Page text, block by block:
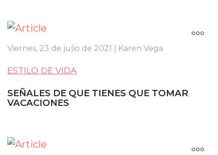
Viernes, 23 de julio de 2021 | Karen Vega
ESTILO DE VIDA
SEÑALES DE QUE TIENES QUE TOMAR
VACACIONES